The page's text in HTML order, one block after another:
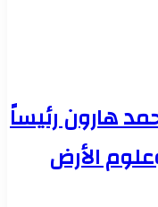
هارون رئيساً
الأرض